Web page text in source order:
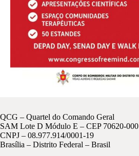
QCG – Quartel do Comando Geral
SAM Lote D Módulo E – CEP 70620-000
CNPJ – 08.977.914/0001-19
Brasília – Distrito Federal – Brasil